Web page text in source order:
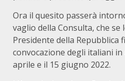
Ora il quesito passerà
vaglio della Consulta, che
Presidente della Repubblica
convocazione degli italiani
aprile e il 15 giugno 2022.